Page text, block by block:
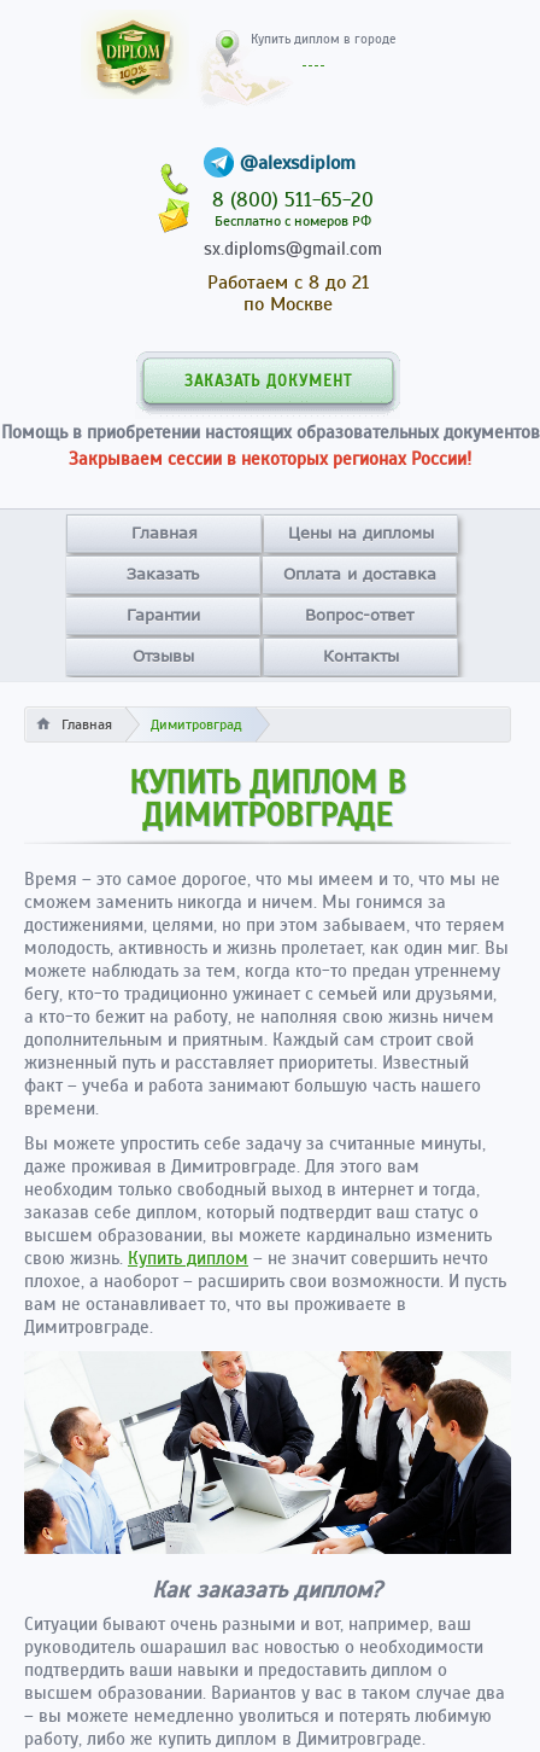
@alexsdiplom
8 (800) 511-65-20
Бесплатно с номеров РФ
sx.diploms@gmail.com
Работаем с 8 до 21
по Москве
ЗАКАЗАТЬ ДОКУМЕНТ
Помощь в приобретении настоящих образовательных документов
Закрываем сессии в некоторых регионах России!
Главная Цены на дипломы
Заказать Оплата и доставка
Гарантии Вопрос-ответ
Отзывы Контакты
Главная Димитровград
КУПИТЬ ДИПЛОМ В
ДИМИТРОВГРАДЕ
Время – это самое дорогое, что мы имеем и то, что мы не
сможем заменить никогда и ничем. Мы гонимся за
достижениями, целями, но при этом забываем, что теряем
молодость, активность и жизнь пролетает, как один миг. Вы
можете наблюдать за тем, когда кто-то предан утреннему
бегу, кто-то традиционно ужинает с семьей или друзьями,
а кто-то бежит на работу, не наполняя свою жизнь ничем
дополнительным и приятным. Каждый сам строит свой
жизненный путь и расставляет приоритеты. Известный
факт – учеба и работа занимают большую часть нашего
времени.
Вы можете упростить себе задачу за считанные минуты,
даже проживая в Димитровграде. Для этого вам
необходим только свободный выход в интернет и тогда,
заказав себе диплом, который подтвердит ваш статус о
высшем образовании, вы можете кардинально изменить
свою жизнь. Купить диплом – не значит совершить нечто
плохое, а наоборот – расширить свои возможности. И пусть
вам не останавливает то, что вы проживаете в
Димитровграде.
Как заказать диплом?
Ситуации бывают очень разными и вот, например, ваш
руководитель ошарашил вас новостью о необходимости
подтвердить ваши навыки и предоставить диплом о
высшем образовании. Вариантов у вас в таком случае два
– вы можете немедленно уволиться и потерять любимую
работу, либо же купить диплом в Димитровграде.